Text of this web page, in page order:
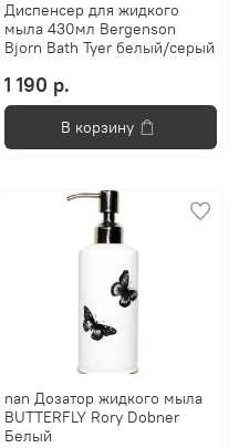
Диспенсер для жидкого
мыла 430мл Bergenson
Bjorn Bath Tyer белый/серый
1 190 р.
В корзину
nan Дозатор жидкого мыла
BUTTERFLY Rory Dobner
Белый